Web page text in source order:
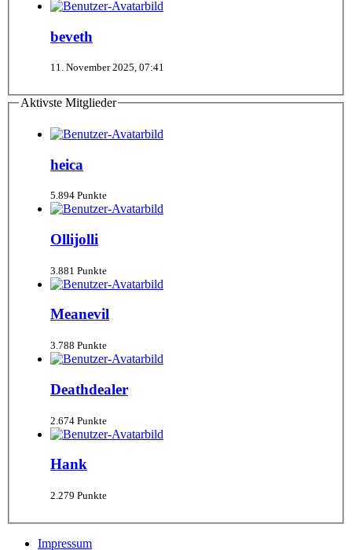
beveth
11. November 2025, 07:41
Aktivste Mitglieder
heica
5.894 Punkte
Ollijolli
3.881 Punkte
Meanevil
3.788 Punkte
Deathdealer
2.674 Punkte
Hank
2.279 Punkte
Impressum